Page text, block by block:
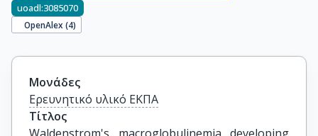
uoadl:3085070
OpenAlex (4)
Μονάδες
Ερευνητικό υλικό ΕΚΠΑ
Τίτλος